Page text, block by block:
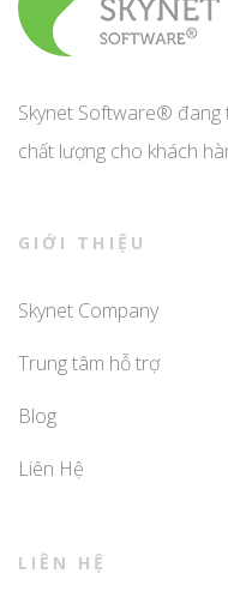
Skynet Software® đang
chất lượng cho khách
GIỚI THIỆU
Skynet Company
Trung tâm hỗ trợ
Blog
Liên Hệ
LIÊN HỆ